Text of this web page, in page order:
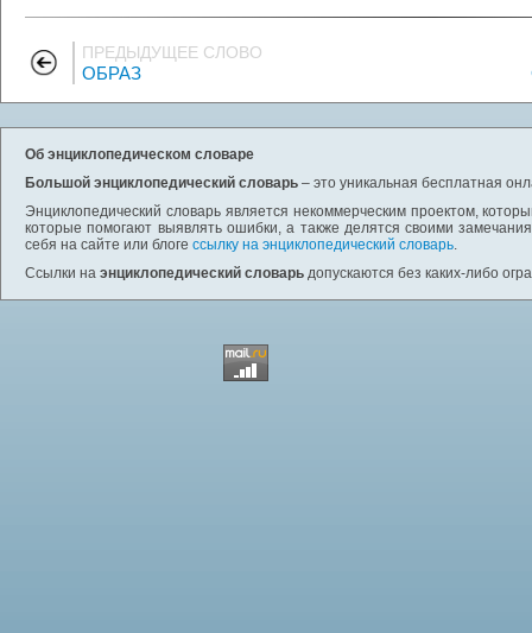
ПРЕДЫДУЩЕЕ СЛОВО
ОБРАЗ
Об энциклопедическом словаре
Большой энциклопедический словарь – это уникальная бесплатная
Энциклопедический словарь является некоммерческим проектом,
которые помогают выявлять ошибки, а также делятся своими
себя на сайте или блоге ссылку на энциклопедический словарь.
Ссылки на энциклопедический словарь допускаются без каких-либо